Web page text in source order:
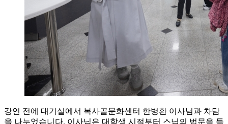
강연 전에 대기실에서 복사골문화센터 한병환 이사님과 차담
을 나누었습니다. 이사님은 대학생 시절부터 스님의 법문을 들